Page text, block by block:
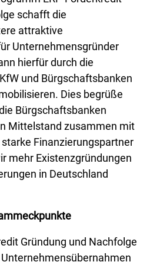
schafft die
attraktive
Unternehmensgründer
hierfür durch die
und Bürgschaftsbanken
Dies begrüße
Bürgschaftsbanken
Mittelstand zusammen mit
Finanzierungspartner
mehr Existenzgründungen
in Deutschland
Gründung und Nachfolge